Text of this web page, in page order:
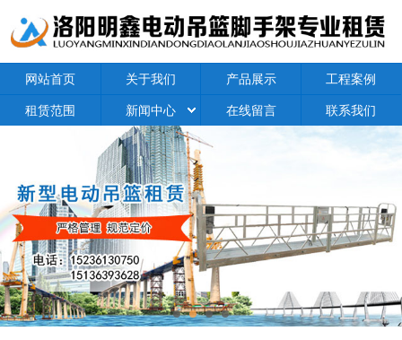
网站首页 关于我们 产品展示 工程案例
租赁范围 新闻中心 在线留言 联系我们